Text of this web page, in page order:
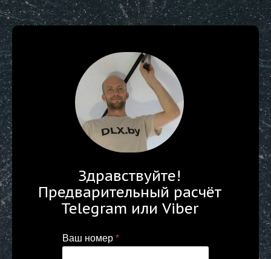
Ффыыфв
ыфвф
Здравствуйте!
Предварительный расчёт
Telegram или Viber
Ваш номер *